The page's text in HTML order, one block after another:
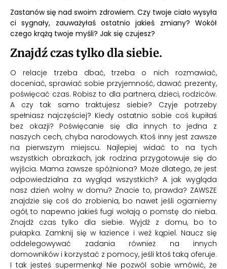
Zastanów się nad swoim zdrowiem. Czy twoje ciało wysyła
ci sygnały, zauważyłaś ostatnio jakieś zmiany? Wokół
czego krążą twoje myśli? Jak się czujesz?
Znajdź czas tylko dla siebie.
O relacje trzeba dbać, trzeba o nich rozmawiać,
doceniać, sprawiać sobie przyjemność, dawać prezenty,
poświęcać czas. Robisz to dla partnera, dzieci, rodziców.
A czy tak samo traktujesz siebie? Czyje potrzeby
spełniasz najczęściej? Kiedy ostatnio sobie coś kupiłaś
bez okazji? Poświęcanie się dla innych to jedna z
naszych cech, chyba narodowych. Ktoś inny jest zawsze
na pierwszym miejscu. Najlepiej widać to na tych
wszystkich obrazkach, jak rodzina przygotowuje się do
wyjścia. Mama zawsze spóźniona? Może dlatego, że jest
odpowiedzialna za wygląd wszystkich? A jak wygląda
nasz dzień wolny w domu? Znacie to, prawda? ZAWSZE
znajdzie się coś do zrobienia, bo nawet jeśli ogarniemy
ogół, to napewno jakieś fugi wołają o pomstę do nieba.
Znajdź czas tylko dla siebie. Wyjdź z domu, bo to
pułapka. Zamknij się w łazience i weź kąpiel. Naucz się
oddelegowywać zadania również na innych
domowników i korzystać z pomocy, jeśli ktoś taką oferuje.
I tak jesteś supermenką! Nie pozwól sobie wmówić, że